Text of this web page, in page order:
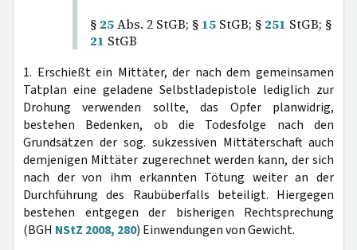
§ 25Abs. 2 StGB; § 15 StGB; § 251 StGB; §
21 StGB
1. Erschießt ein Mittäter, der nach dem gemeinsamen
Tatplan eine geladene Selbstladepistole lediglich zur
Drohung verwenden sollte, das Opfer planwidrig,
bestehen Bedenken, ob die Todesfolge nach den
Grundsätzen der sog. sukzessiven Mittäterschaft auch
demjenigen Mittäter zugerechnet werden kann, der sich
nach der von ihm erkannten Tötung weiter an der
Durchführung des Raubüberfalls beteiligt. Hiergegen
bestehen entgegen der bisherigen Rechtsprechung
(BGH NStZ 2008, 280) Einwendungen von Gewicht.